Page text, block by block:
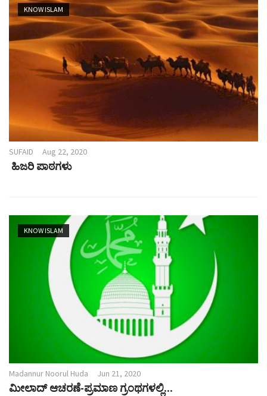
KNOW ISLAM
SUFAID Aug 22, 2020
ಹಿಜರಿ ಪಾಠಗಳು
KNOW ISLAM
Madannur Noorul Huda Jun 21, 2020
ಮೀಲಾದ್ ಆಚರಣೆ-ಪ್ರಮಾಣ ಗ್ರಂಥಗಳಲ್ಲಿ...